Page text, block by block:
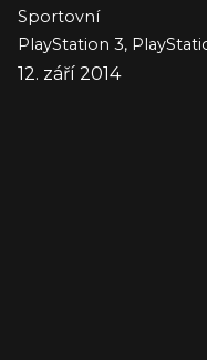
Sportovní
PlayStation 3,
12. září 2014